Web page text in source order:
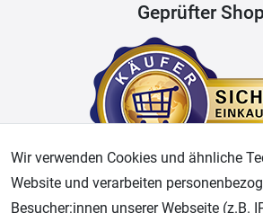
Geprüfter Shop
Wir verwenden Cookies und ähnliche
Website und verarbeiten
Besucher:innen unserer Webseite (z.B.